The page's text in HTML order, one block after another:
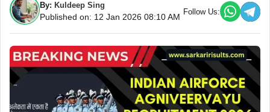
By: Kuldeep Sing
Published on: 12 Jan 2026 08:10 AM
Follow Us: